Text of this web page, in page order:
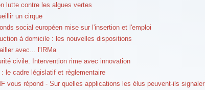
lutte contre les algues vertes
un cirque
social européen mise sur l'insertion et l'emploi
à domicile : les nouvelles dispositions
avec... l'IRMa
civile. Intervention rime avec innovation
: le cadre législatif et règlementaire
vous répond - Sur quelles applications les élus peuvent-ils signaler